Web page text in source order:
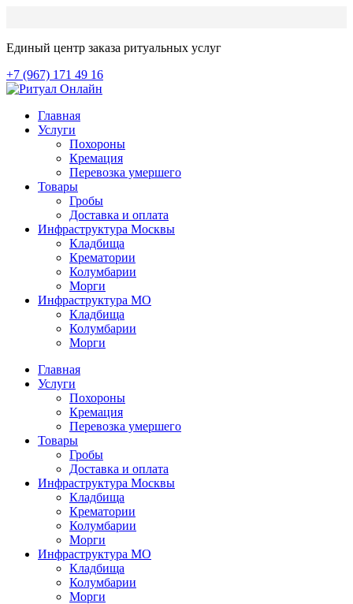
Единый центр заказа ритуальных услуг
+7 (967) 171 49 16
Главная
Услуги
Похороны
Кремация
Перевозка умершего
Товары
Гробы
Доставка и оплата
Инфраструктура Москвы
Кладбища
Крематории
Колумбарии
Морги
Инфраструктура МО
Кладбища
Колумбарии
Морги
Главная
Услуги
Похороны
Кремация
Перевозка умершего
Товары
Гробы
Доставка и оплата
Инфраструктура Москвы
Кладбища
Крематории
Колумбарии
Морги
Инфраструктура МО
Кладбища
Колумбарии
Морги